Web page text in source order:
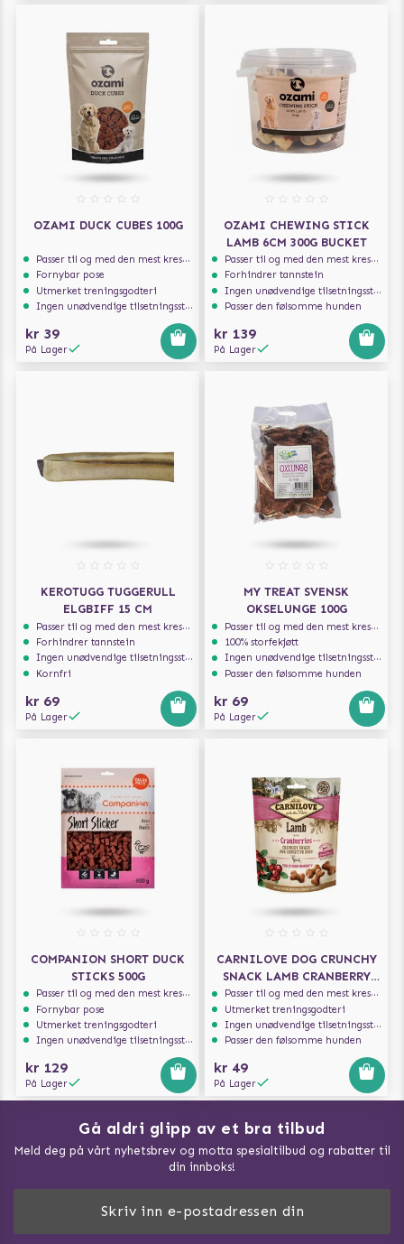
OZAMI DUCK CUBES 100G
Passer til og med den mest kresne hunden
Fornybar pose
Utmerket treningsgodteri
Ingen unødvendige tilsetningsstoffer
kr 39
På Lager
OZAMI CHEWING STICK
LAMB 6CM 300G BUCKET
Passer til og med den mest kresne hunden
Forhindrer tannstein
Ingen unødvendige tilsetningsstoffer
Passer den følsomme hunden
kr 139
På Lager
KEROTUGG TUGGERULL
ELGBIFF 15 CM
Passer til og med den mest kresne hunden
Forhindrer tannstein
Ingen unødvendige tilsetningsstoffer
Kornfri
kr 69
På Lager
MY TREAT SVENSK
OKSELUNGE 100G
Passer til og med den mest kresne hunden
100% storfekjøtt
Ingen unødvendige tilsetningsstoffer
Passer den følsomme hunden
kr 69
På Lager
COMPANION SHORT DUCK
STICKS 500G
Passer til og med den mest kresne hunden
Fornybar pose
Utmerket treningsgodteri
Ingen unødvendige tilsetningsstoffer
kr 129
På Lager
CARNILOVE DOG CRUNCHY
SNACK LAMB CRANBERRY
200G
Passer til og med den mest kresne hunden
Utmerket treningsgodteri
Ingen unødvendige tilsetningsstoffer
Passer den følsomme hunden
kr 49
På Lager
Gå aldri glipp av et bra tilbud
Meld deg på vårt nyhetsbrev og motta spesialtilbud og rabatter til
din innboks!
Slik måler du din hund